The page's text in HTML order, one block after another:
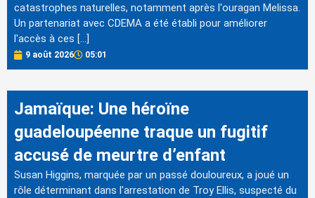
catastrophes naturelles, notamment après l'ouragan Melissa.
Un partenariat avec CDEMA a été établi pour améliorer
l'accès à ces […]
9 août 2026 05:01
Jamaïque: Une héroïne
guadeloupéenne traque un fugitif
accusé de meurtre d’enfant
Susan Higgins, marquée par un passé douloureux, a joué un
rôle déterminant dans l'arrestation de Troy Ellis, suspecté du